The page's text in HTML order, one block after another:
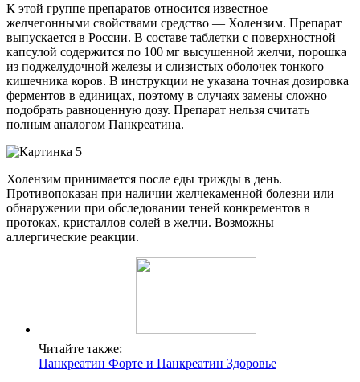
К этой группе препаратов относится известное
желчегонными свойствами средство — Холензим. Препарат
выпускается в России. В составе таблетки с поверхностной
капсулой содержится по 100 мг высушенной желчи, порошка
из поджелудочной железы и слизистых оболочек тонкого
кишечника коров. В инструкции не указана точная дозировка
ферментов в единицах, поэтому в случаях замены сложно
подобрать равноценную дозу. Препарат нельзя считать
полным аналогом Панкреатина.
Холензим принимается после еды трижды в день.
Противопоказан при наличии желчекаменной болезни или
обнаружении при обследовании теней конкрементов в
протоках, кристаллов солей в желчи. Возможны
аллергические реакции.
Читайте также:
Панкреатин Форте и Панкреатин Здоровье